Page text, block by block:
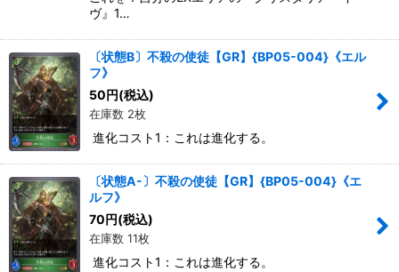
ヴ』1…
〔状態B〕不殺の使徒【GR】{BP05-004}《エル
フ》
50円(税込)
在庫数 2枚
進化コスト1：これは進化する。
〔状態A-〕不殺の使徒【GR】{BP05-004}《エ
ルフ》
70円(税込)
在庫数 11枚
進化コスト1：これは進化する。